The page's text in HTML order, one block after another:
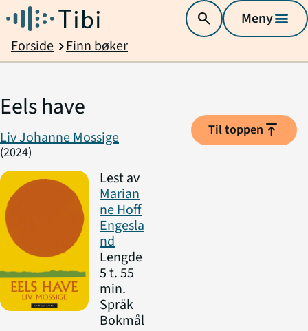
search Menymenu
Forside chevron_rightFinn bøker
Eels have
Liv Johanne Mossige
(2024)
Lest av
Marian
ne Hoff
Engesla
nd
Lengde
5 t. 55
min.
Språk
Bokmål
Til toppen vertical_align_top